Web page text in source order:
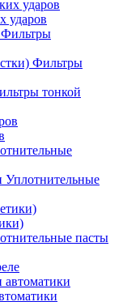
ударов
Фильтры
Фильтры
тонкой
Уплотнительные
пасты